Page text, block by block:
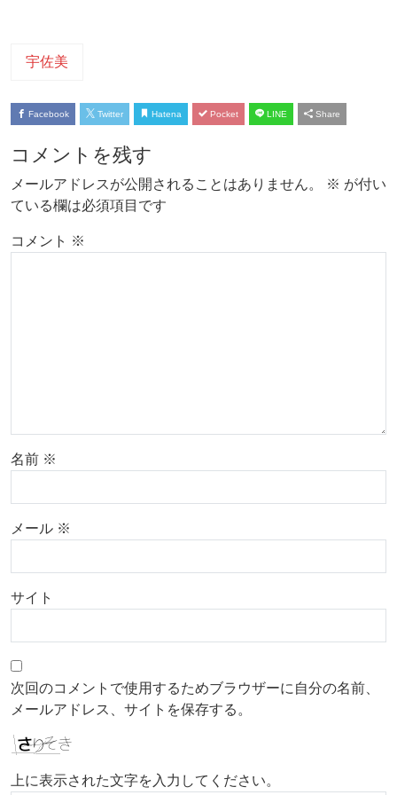
宇佐美
Facebook Twitter Hatena Pocket LINE Share
コメントを残す
メールアドレスが公開されることはありません。 ※ が付い
ている欄は必須項目です
コメント ※
名前 ※
メール ※
サイト
次回のコメントで使用するためブラウザーに自分の名前、
メールアドレス、サイトを保存する。
上に表示された文字を入力してください。